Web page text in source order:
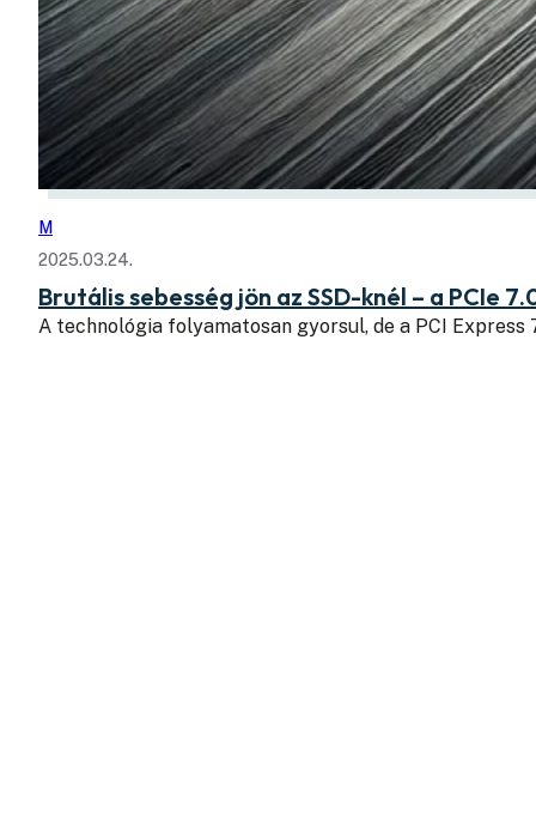
M
2025.03.24.
Brutális sebesség jön az SSD-knél – a PCIe
A technológia folyamatosan gyorsul, de a PCI Express